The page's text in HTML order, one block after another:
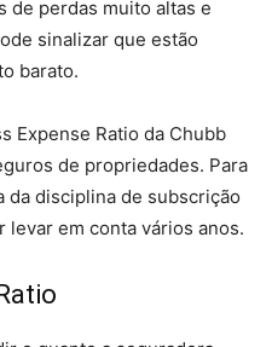
de perdas muito altas e
sinalizar que estão
barato.
Expense Ratio da Chubb
de propriedades. Para
da disciplina de subscrição
levar em conta vários anos.